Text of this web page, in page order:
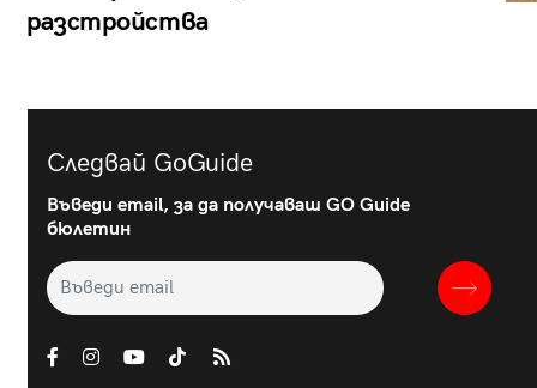
разстройства
Следвай GoGuide
Въведи email, за да получаваш GO Guide
бюлетин